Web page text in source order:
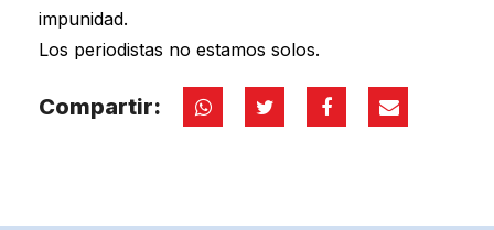
impunidad.
Los periodistas no estamos solos.
Compartir: